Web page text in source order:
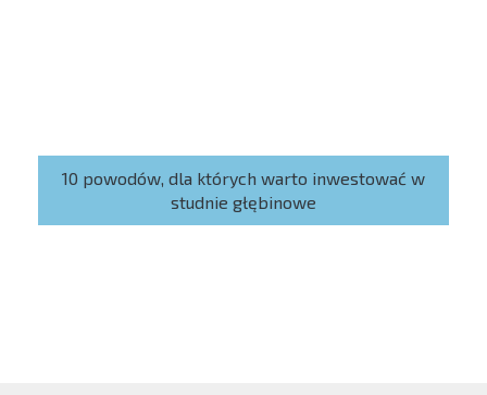
10 powodów, dla których warto inwestować w
studnie głębinowe